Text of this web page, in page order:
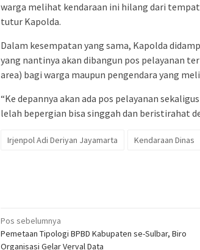
warga melihat kendaraan ini hilang dari
tutur Kapolda.
Dalam kesempatan yang sama, Kapolda
yang nantinya akan dibangun pos pelayanan
area) bagi warga maupun pengendara yang
“Ke depannya akan ada pos pelayanan
lelah bepergian bisa singgah dan beristirahat
Irjenpol Adi Deriyan Jayamarta Kendaraan Dinas
Navigasi
pos
Pos sebelumnya
Pemetaan Tipologi BPBD Kabupaten se-Sulbar, Biro
Organisasi Gelar Verval Data